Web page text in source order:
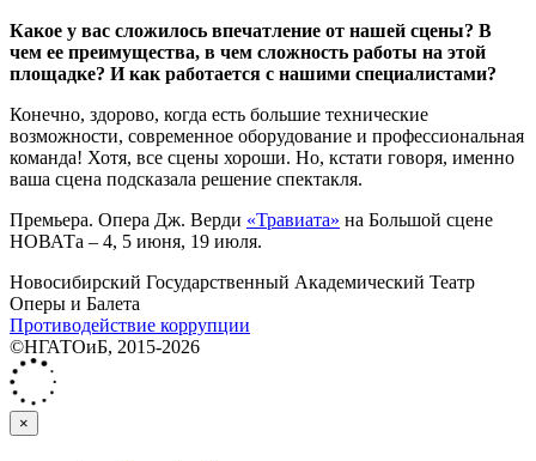
Какое у вас сложилось впечатление от нашей сцены? В
чем ее преимущества, в чем сложность работы на этой
площадке? И как работается с нашими специалистами?
Конечно, здорово, когда есть большие технические
возможности, современное оборудование и профессиональная
команда! Хотя, все сцены хороши. Но, кстати говоря, именно
ваша сцена подсказала решение спектакля.
Премьера. Опера Дж. Верди «Травиата» на Большой сцене
НОВАТа ‒ 4, 5 июня, 19 июля.
Новосибирский Государственный Академический Театр
Оперы и Балета
Противодействие коррупции
©НГАТОиБ, 2015-2026
×